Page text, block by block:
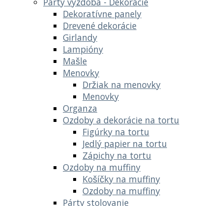
Dekoratívne panely
Drevené dekorácie
Girlandy
Lampióny
Mašle
Menovky
Držiak na menovky
Menovky
Organza
Ozdoby a dekorácie na tortu
Figúrky na tortu
Jedlý papier na tortu
Zápichy na tortu
Ozdoby na muffiny
Košíčky na muffiny
Ozdoby na muffiny
Párty stolovanie